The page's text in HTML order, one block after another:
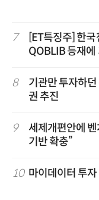
7
[ET특징주] 한
QOBLIB 등재
8
기관만 투자하
권 추진
9
세제개편안에
기반 확충”
10 마이데이터 투